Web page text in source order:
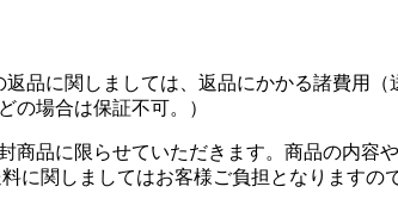
品に関しましては、返品にかかる諸費用
の場合は保証不可。）
商品に限らせていただきます。商品の内
に関しましてはお客様ご負担となりますの